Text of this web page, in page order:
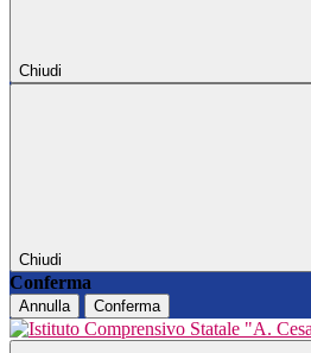
Chiudi
Chiudi
Conferma
Annulla Conferma